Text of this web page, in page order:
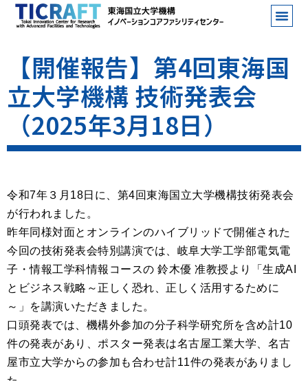
【開催報告】第4回東海国
立大学機構 技術発表会
（2025年3月18日）
令和7年３月18日に、第4回東海国立大学機構技術発表会
が行われました。
昨年同様対面とオンラインのハイブリッドで開催された
今回の技術発表会特別講演では、岐阜大学工学部電気電
子・情報工学科情報コースの 鈴木優 准教授より「生成AI
とビジネス戦略～正しく恐れ、正しく活用するために
～」を講演いただきました。
口頭発表では、機構外参加の分子科学研究所を含め計10
件の発表があり、ポスター発表は名古屋工業大学、名古
屋市立大学からの参加も合わせ計11件の発表がありまし